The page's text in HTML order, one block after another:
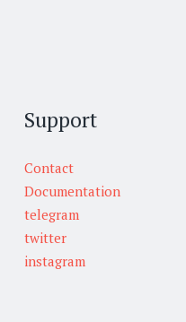
Support
Contact
Documentation
telegram
twitter
instagram